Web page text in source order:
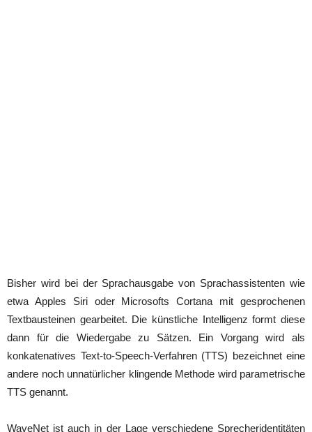
Bisher wird bei der Sprachausgabe von Sprachassistenten wie
etwa Apples Siri oder Microsofts Cortana mit gesprochenen
Textbausteinen gearbeitet. Die künstliche Intelligenz formt diese
dann für die Wiedergabe zu Sätzen. Ein Vorgang wird als
konkatenatives Text-to-Speech-Verfahren (TTS) bezeichnet eine
andere noch unnatürlicher klingende Methode wird parametrische
TTS genannt.
WaveNet ist auch in der Lage verschiedene Sprecheridentitäten